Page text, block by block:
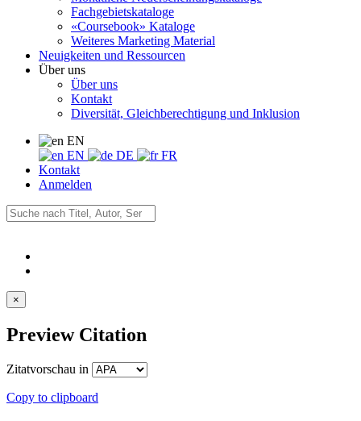
Fachgebietskataloge
«Coursebook» Kataloge
Weiteres Marketing Material
Neuigkeiten und Ressourcen
Über uns
Über uns
Kontakt
Diversität, Gleichberechtigung und Inklusion
EN
EN
DE
FR
Kontakt
Anmelden
×
Preview Citation
Zitatvorschau in
Copy to clipboard